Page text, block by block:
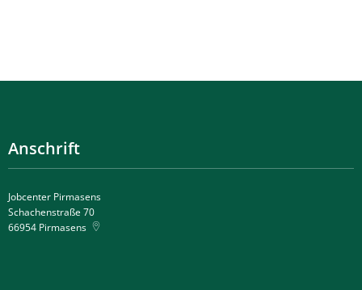
Anschrift
Jobcenter Pirmasens
Schachenstraße 70
66954 Pirmasens